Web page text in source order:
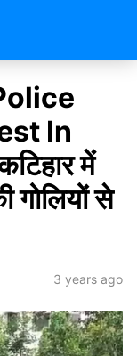
In
में
गोलियों से
3 years ago